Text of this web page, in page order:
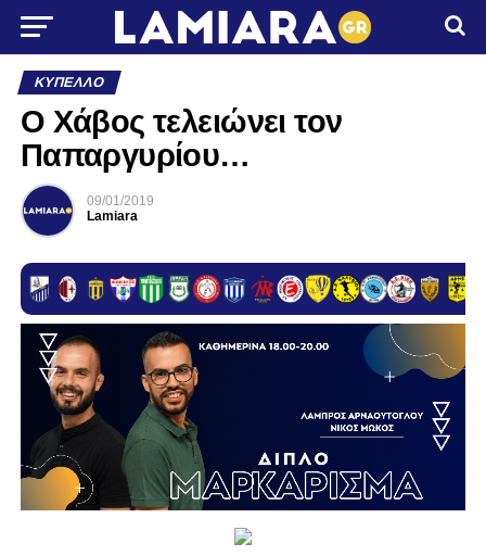
ΚΎΠΕΛΛΟ
Ο Χάβος τελειώνει τον
Παπαργυρίου…
09/01/2019
Lamiara